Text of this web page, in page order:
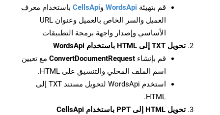
قم بتهيئة WordsApi وCellsApi باستخدام معرف
العميل والسر الخاص بالعميل وعنوان URL
الأساسي وإصدار واجهة برمجة التطبيقات
تحويل TXT إلى HTML باستخدام WordsApi
قم بإنشاء ConvertDocumentRequest مع تعيين
اسم الملف المحلي والتنسيق على HTML.
استخدم WordsApi لتحويل مستند TXT إلى
HTML.
تحويل HTML إلى PPT باستخدام CellsApi